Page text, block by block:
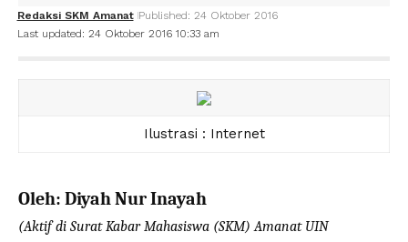
Last updated: 24 Oktober 2016 10:33 am
Redaksi SKM Amanat Published: 24 Oktober 2016
Ilustrasi : Internet
Oleh: Diyah Nur Inayah
(Aktif di Surat Kabar Mahasiswa (SKM) Amanat UIN